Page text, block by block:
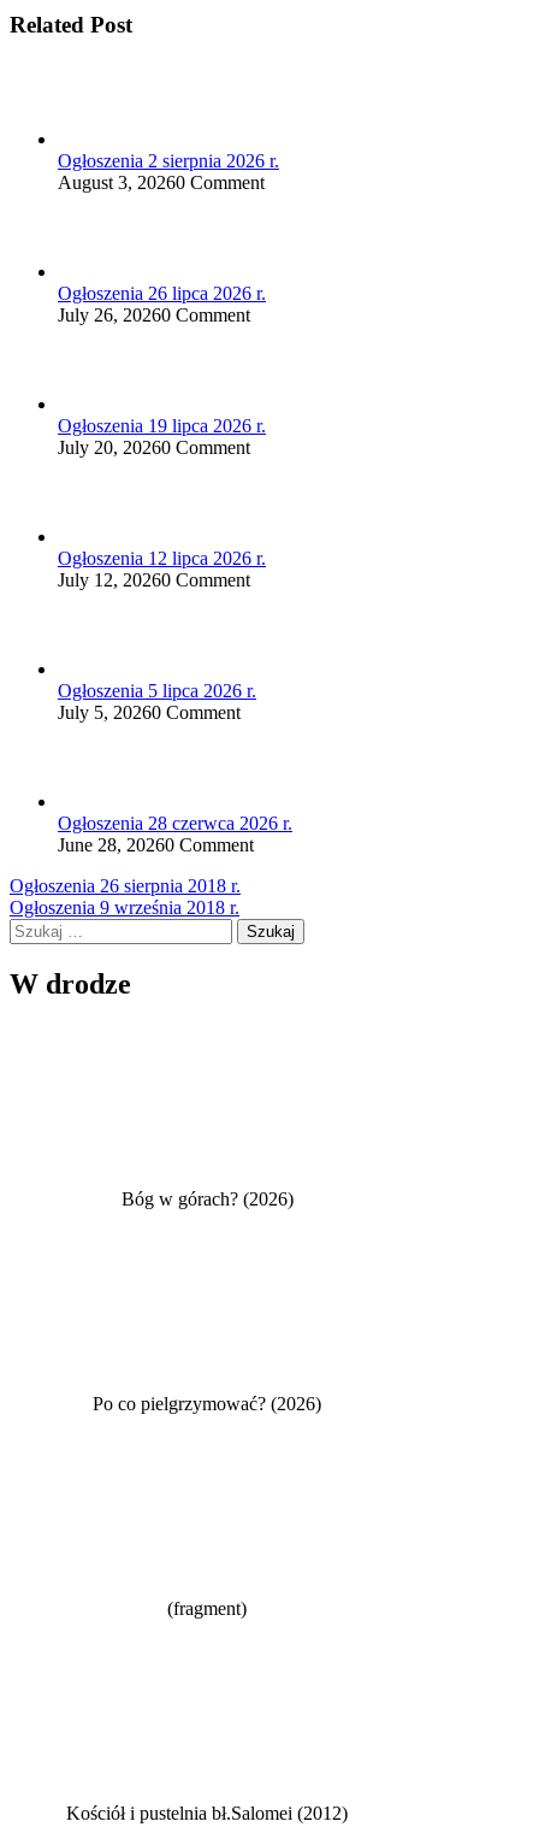
Related Post
Ogłoszenia 2 sierpnia 2026 r.
August 3, 20260 Comment
Ogłoszenia 26 lipca 2026 r.
July 26, 20260 Comment
Ogłoszenia 19 lipca 2026 r.
July 20, 20260 Comment
Ogłoszenia 12 lipca 2026 r.
July 12, 20260 Comment
Ogłoszenia 5 lipca 2026 r.
July 5, 20260 Comment
Ogłoszenia 28 czerwca 2026 r.
June 28, 20260 Comment
Nawigacja
wpisu
Ogłoszenia 26 sierpnia 2018 r.
Ogłoszenia 9 września 2018 r.
Szukaj:
W drodze
Bóg w górach? (2026)
Po co pielgrzymować? (2026)
(fragment)
Kościół i pustelnia bł.Salomei (2012)